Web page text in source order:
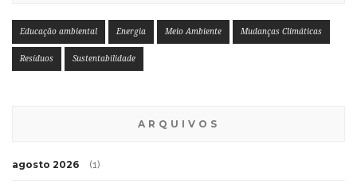
Educação ambiental Energia Meio Ambiente Mudanças Climáticas
Resíduos Sustentabilidade
ARQUIVOS
agosto 2026 (1)